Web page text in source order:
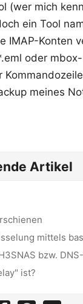
(wer mich
ein Tool
IMAP-Konten
oder
meines
Artikel
mittels
bzw.
ist?